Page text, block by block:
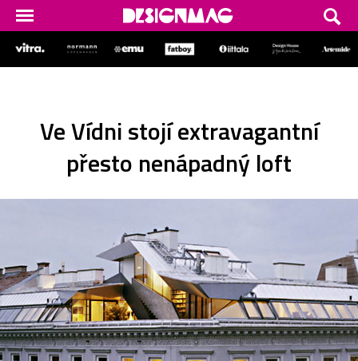
Ve Vídni stojí extravagantní
přesto nenápadný loft